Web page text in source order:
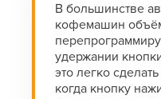
В большинстве
кофемашин
удержании
это легко
когда кнопку